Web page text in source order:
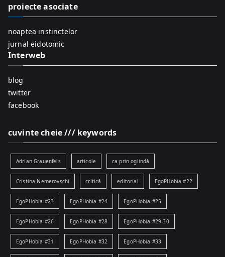
o
proiecte asociate
noaptea instinctelor
jurnal eidotomic
Interweb
blog
twitter
facebook
cuvinte cheie /// keywords
Adrian Grauenfels articole ca prin oglindă
Cristina Nemerovschi critică editorial EgoPHobia #22
EgoPHobia #23 EgoPHobia #24 EgoPHobia #25
EgoPHobia #26 EgoPHobia #28 EgoPHobia #29-30
EgoPHobia #31 EgoPHobia #32 EgoPHobia #33